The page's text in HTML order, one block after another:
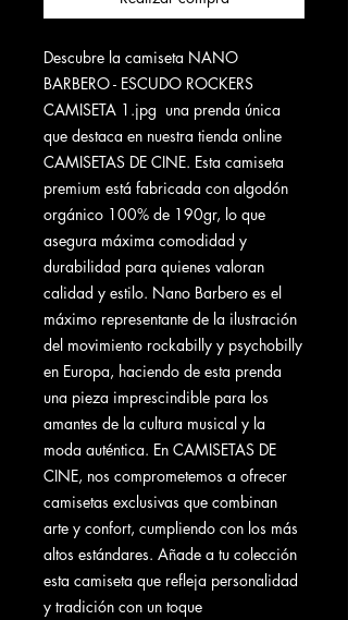
Descubre la camiseta NANO
BARBERO - ESCUDO ROCKERS
CAMISETA 1.jpg una prenda única
que destaca en nuestra tienda online
CAMISETAS DE CINE. Esta camiseta
premium está fabricada con algodón
orgánico 100% de 190gr, lo que
asegura máxima comodidad y
durabilidad para quienes valoran
calidad y estilo. Nano Barbero es el
máximo representante de la ilustración
del movimiento rockabilly y psychobilly
en Europa, haciendo de esta prenda
una pieza imprescindible para los
amantes de la cultura musical y la
moda auténtica. En CAMISETAS DE
CINE, nos comprometemos a ofrecer
camisetas exclusivas que combinan
arte y confort, cumpliendo con los más
altos estándares. Añade a tu colección
esta camiseta que refleja personalidad
y tradición con un toque